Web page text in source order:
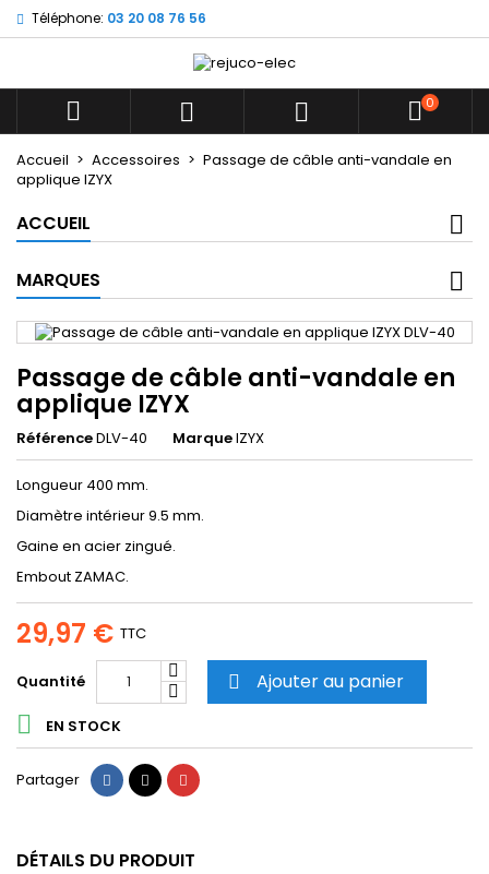
Téléphone: 03 20 08 76 56
   0
Accueil Accessoires
Passage de câble anti-vandale en
applique IZYX
ACCUEIL
MARQUES
Passage de câble anti-vandale en
applique IZYX
RéférenceDLV-40 MarqueIZYX
Longueur 400 mm.
Diamètre intérieur 9.5 mm.
Gaine en acier zingué.
Embout ZAMAC.
29,97 € TTC
Quantité  Ajouter au panier
 EN STOCK
Partager PartagerTweet Pinterest
DÉTAILS DU PRODUIT
Mes listes d'envies ×
add_circle_outline
Créer une nouvelle liste
((title)) ×
((label))
Connexion ×
Vous devez être connecté pour ajouter des produits
à votre liste d'envies.